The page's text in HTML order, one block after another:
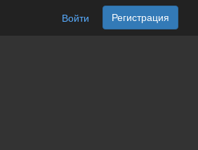
Войти Регистрация